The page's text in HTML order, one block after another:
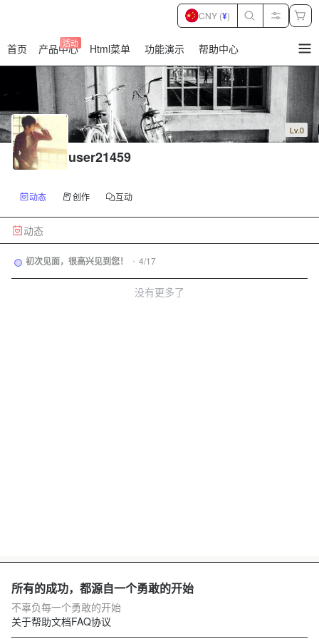
首页 产品中心
活动 Html菜单 功能演示 帮助中心
CNY (¥)
Lv.0
user21459
动态 创作 互动
动态
初次见面，很高兴见到您！ • 4/17
没有更多了
所有的成功，都源自一个勇敢的开始
不辜负每一个勇敢的开始
关于帮助文档FAQ协议